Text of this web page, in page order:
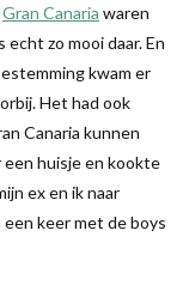
Gran Canaria waren
zo mooi daar. En
kwam er
Het had ook
Canaria kunnen
een huisje en kookte
ex en ik naar
keer met de boys